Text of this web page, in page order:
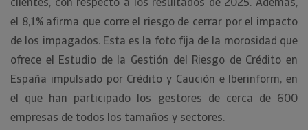
el 8,1% afirma que corre el riesgo de cerrar por el impacto
de los impagados. Esta es la foto fija de la morosidad que
ofrece el Estudio de la Gestión del Riesgo de Crédito en
España impulsado por Crédito y Caución e Iberinform, en
el que han participado los gestores de cerca de 600
empresas de todos los tamaños y sectores.